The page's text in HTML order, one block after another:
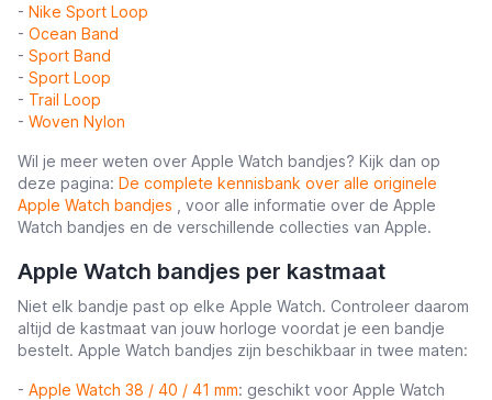
- Nike Sport Loop
- Ocean Band
- Sport Band
- Sport Loop
- Trail Loop
- Woven Nylon
Wil je meer weten over Apple Watch bandjes? Kijk dan op
deze pagina: De complete kennisbank over alle originele
Apple Watch bandjes
, voor alle informatie over de Apple
Watch bandjes en de verschillende collecties van Apple.
Apple Watch bandjes per kastmaat
Niet elk bandje past op elke Apple Watch. Controleer daarom
altijd de kastmaat van jouw horloge voordat je een bandje
bestelt. Apple Watch bandjes zijn beschikbaar in twee maten:
- Apple Watch 38 / 40 / 41 mm: geschikt voor Apple Watch